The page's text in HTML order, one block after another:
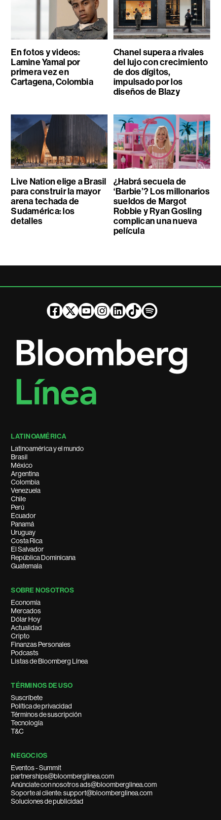
En fotos y videos:
Lamine Yamal por
primera vez en
Cartagena, Colombia
Chanel supera a rivales
del lujo con crecimiento
de dos dígitos,
impulsado por los
diseños de Blazy
Live Nation elige a Brasil
para construir la mayor
arena techada de
Sudamérica: los
detalles
¿Habrá secuela de
‘Barbie’? Los millonarios
sueldos de Margot
Robbie y Ryan Gosling
complican una nueva
película
LATINOAMÉRICA
Latinoamérica y el mundo
Brasil
México
Argentina
Colombia
Venezuela
Chile
Perú
Ecuador
Panamá
Uruguay
Costa Rica
El Salvador
República Dominicana
Guatemala
SOBRE NOSOTROS
Economía
Mercados
Dólar Hoy
Actualidad
Cripto
Finanzas Personales
Podcasts
Listas de Bloomberg Línea
TÉRMINOS DE USO
Suscríbete
Política de privacidad
Términos de suscripción
Tecnología
T&C
NEGOCIOS
Eventos - Summit
partnerships@bloomberglinea.com
Anúnciate con nosotros ads@bloomberglinea.com
Soporte al cliente: support@bloomberglinea.com
Soluciones de publicidad